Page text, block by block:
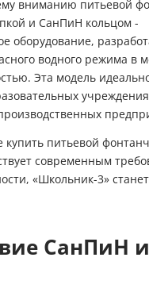
вниманию питьевой
и СанПиН кольцом -
оборудование,
водного режима в
Эта модель
купить питьевой
современным
«Школьник-3»
СанПиН и